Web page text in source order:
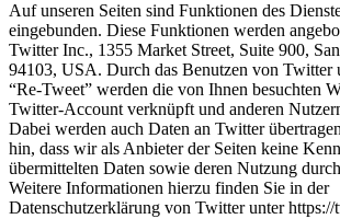
Auf unseren Seiten sind Funktionen des
eingebunden. Diese Funktionen werden
Twitter Inc., 1355 Market Street, Suite 900,
94103, USA. Durch das Benutzen von Twitter
“Re-Tweet” werden die von Ihnen besuchten
Twitter-Account verknüpft und anderen
Dabei werden auch Daten an Twitter
hin, dass wir als Anbieter der Seiten keine
übermittelten Daten sowie deren Nutzung
Weitere Informationen hierzu finden Sie in der
Datenschutzerklärung von Twitter unter